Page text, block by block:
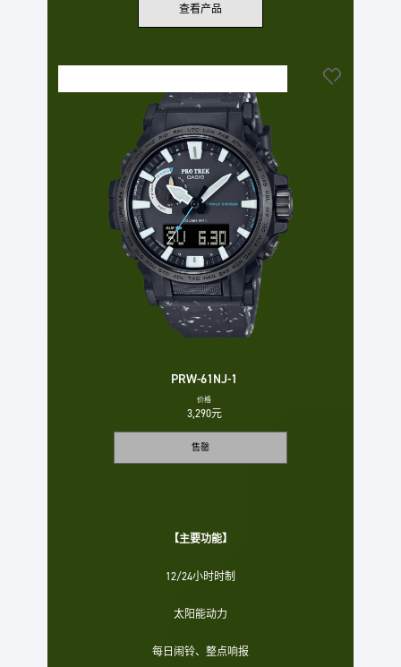
查看产品
PRW-61NJ-1
价格
3,290元
售罄
【主要功能】
12/24小时时制
太阳能动力
每日闹铃、整点响报